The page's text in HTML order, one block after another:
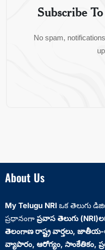
Subscribe
No spam,
About Us
My Telugu NRI ఒక తెలుగు
ప్రధానంగా ప్రవాస తెలుగు
తెలంగాణ రాష్ట్ర వార్తలు,
వ్యాపారం, ఆరోగ్యం, సాంకేతికం,